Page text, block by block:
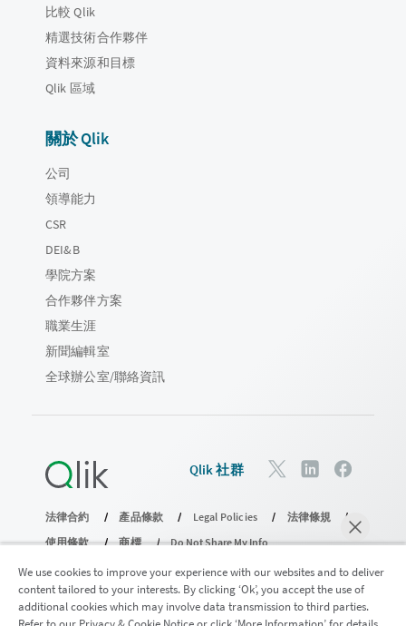
比較 Qlik
精選技術合作夥伴
資料來源和目標
Qlik 區域
關於 Qlik
公司
領導能力
CSR
DEI&B
學院方案
合作夥伴方案
職業生涯
新聞編輯室
全球辦公室/聯絡資訊
Qlik 社群
法律合約 產品條款 Legal Policies
法律條規
使用條款
商標
Do Not Share My Info
© 1993-2026 QlikTech International AB。保留所有權利。
We use cookies to improve your experience with our websites and to deliver
content tailored to your interests. By clicking ‘Ok’, you accept the use of
additional cookies which may involve data transmission to third parties.